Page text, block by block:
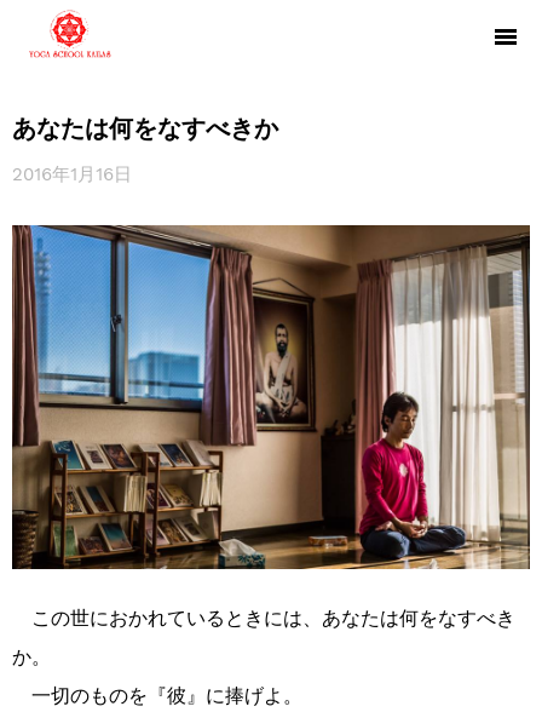
あなたは何をなすべきか
2016年1月16日
この世におかれているときには、あなたは何をなすべき
か。
一切のものを『彼』に捧げよ。